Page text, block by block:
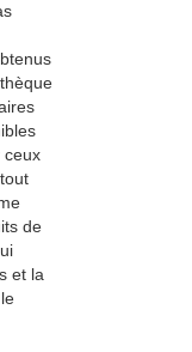
ceux
de
et la